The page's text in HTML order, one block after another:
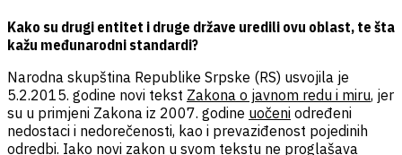
Kako su drugi entitet i druge države uredili ovu oblast, te šta
kažu međunarodni standardi?
Narodna skupština Republike Srpske (RS) usvojila je
5.2.2015. godine novi tekst Zakona o javnom redu i miru, jer
su u primjeni Zakona iz 2007. godine uočeni određeni
nedostaci i nedorečenosti, kao i prevaziđenost pojedinih
odredbi. Iako novi zakon u svom tekstu ne proglašava